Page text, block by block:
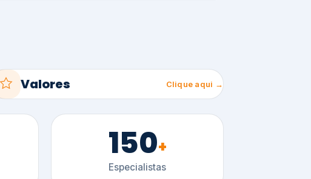
Valores Clique aqui →
150+
Especialistas